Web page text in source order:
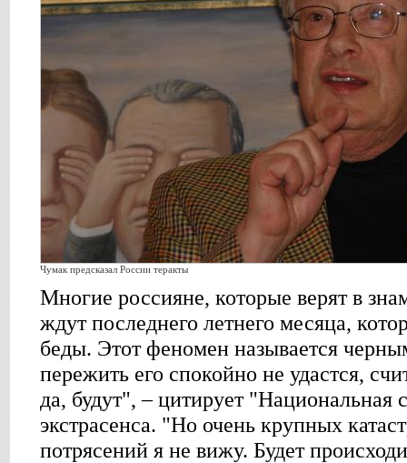
Чумак предсказал России теракты
Многие россияне, которые верят в
ждут последнего летнего месяца,
беды. Этот феномен называется
пережить его спокойно не удастся,
да, будут", – цитирует "Национальная
экстрасенса. "Но очень крупных
потрясений я не вижу. Будет